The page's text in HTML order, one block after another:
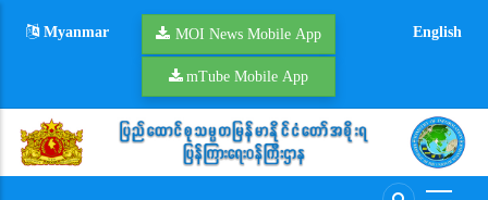
Myanmar MOI News Mobile App
mTube Mobile App
English